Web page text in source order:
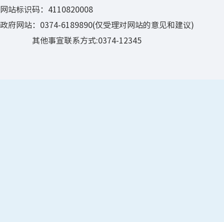
网站标识码：4110820008
政府网站：0374-6189890(仅受理对网站的意见和建议)
其他事宣联系方式:0374-12345